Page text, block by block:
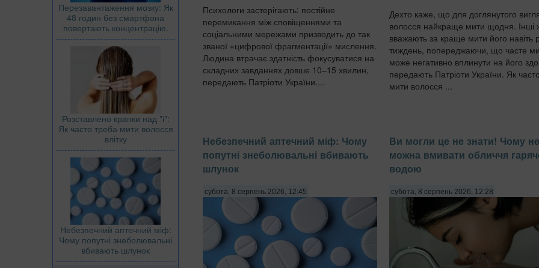
Перезавантаження мозку: Як
48 годин без смартфона
повертають концентрацію.
Розставлено крапки над "і":
Як часто треба мити волосся
влітку
Небезпечний аптечний міф:
Чому попутні знеболювальні
вбивають шлунок
Психологи застерігають: постійне
перемикання між сповіщеннями та
соціальними мережами призводить до так
званої «цифрової фрагментації» мислення.
Людина втрачає здатність фокусуватися на
складних завданнях довше 10–15 хвилин,
передають Патріоти України....
Дехто каже, що для доглянутого
волосся найкраще мити щодня. Інші
вважають за краще мити його навіть
тиждень, попереджаючи, що часте
може негативно вплинути на його
передають Патріоти України. Як
мити волосся ...
Небезпечний аптечний міф: Чому
попутні знеболювальні вбивають
шлунок
субота, 8 серпень 2026, 12:45
Ви могли це не знати! Чому не
можна вмивати обличчя
водою
субота, 8 серпень 2026, 12:28